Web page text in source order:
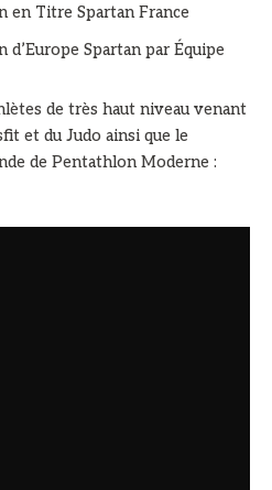
en Titre Spartan France
d’Europe Spartan par Équipe
de très haut niveau venant
et du Judo ainsi que le
de Pentathlon Moderne :